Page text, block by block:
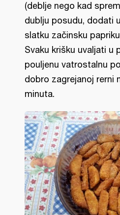
(deblje nego kad
dublju posudu, dodati
slatku začinsku
Svaku krišku uvaljati u
pouljenu vatrostalnu
dobro zagrejanoj rerni
minuta.